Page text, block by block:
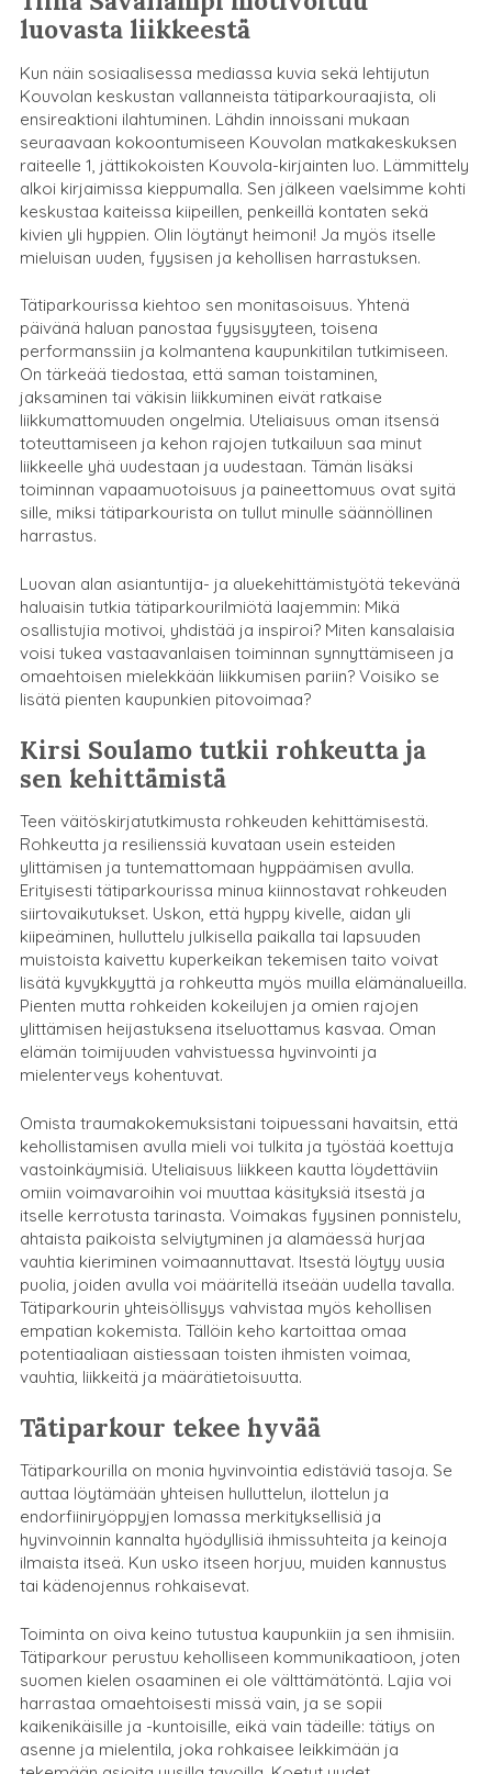
luovasta liikkeestä
Kun näin sosiaalisessa mediassa kuvia sekä lehtijutun
Kouvolan keskustan vallanneista tätiparkouraajista, oli
ensireaktioni ilahtuminen. Lähdin innoissani mukaan
seuraavaan kokoontumiseen Kouvolan matkakeskuksen
raiteelle 1, jättikokoisten Kouvola-kirjainten luo. Lämmittely
alkoi kirjaimissa kieppumalla. Sen jälkeen vaelsimme kohti
keskustaa kaiteissa kiipeillen, penkeillä kontaten sekä
kivien yli hyppien. Olin löytänyt heimoni! Ja myös itselle
mieluisan uuden, fyysisen ja kehollisen harrastuksen.
Tätiparkourissa kiehtoo sen monitasoisuus. Yhtenä
päivänä haluan panostaa fyysisyyteen, toisena
performanssiin ja kolmantena kaupunkitilan tutkimiseen.
On tärkeää tiedostaa, että saman toistaminen,
jaksaminen tai väkisin liikkuminen eivät ratkaise
liikkumattomuuden ongelmia. Uteliaisuus oman itsensä
toteuttamiseen ja kehon rajojen tutkailuun saa minut
liikkeelle yhä uudestaan ja uudestaan. Tämän lisäksi
toiminnan vapaamuotoisuus ja paineettomuus ovat syitä
sille, miksi tätiparkourista on tullut minulle säännöllinen
harrastus.
Luovan alan asiantuntija- ja aluekehittämistyötä tekevänä
haluaisin tutkia tätiparkourilmiötä laajemmin: Mikä
osallistujia motivoi, yhdistää ja inspiroi? Miten kansalaisia
voisi tukea vastaavanlaisen toiminnan synnyttämiseen ja
omaehtoisen mielekkään liikkumisen pariin? Voisiko se
lisätä pienten kaupunkien pitovoimaa?
Kirsi Soulamo tutkii rohkeutta ja
sen kehittämistä
Teen väitöskirjatutkimusta rohkeuden kehittämisestä.
Rohkeutta ja resilienssiä kuvataan usein esteiden
ylittämisen ja tuntemattomaan hyppäämisen avulla.
Erityisesti tätiparkourissa minua kiinnostavat rohkeuden
siirtovaikutukset. Uskon, että hyppy kivelle, aidan yli
kiipeäminen, hulluttelu julkisella paikalla tai lapsuuden
muistoista kaivettu kuperkeikan tekemisen taito voivat
lisätä kyvykkyyttä ja rohkeutta myös muilla elämänalueilla.
Pienten mutta rohkeiden kokeilujen ja omien rajojen
ylittämisen heijastuksena itseluottamus kasvaa. Oman
elämän toimijuuden vahvistuessa hyvinvointi ja
mielenterveys kohentuvat.
Omista traumakokemuksistani toipuessani havaitsin, että
kehollistamisen avulla mieli voi tulkita ja työstää koettuja
vastoinkäymisiä. Uteliaisuus liikkeen kautta löydettäviin
omiin voimavaroihin voi muuttaa käsityksiä itsestä ja
itselle kerrotusta tarinasta. Voimakas fyysinen ponnistelu,
ahtaista paikoista selviytyminen ja alamäessä hurjaa
vauhtia kieriminen voimaannuttavat. Itsestä löytyy uusia
puolia, joiden avulla voi määritellä itseään uudella tavalla.
Tätiparkourin yhteisöllisyys vahvistaa myös kehollisen
empatian kokemista. Tällöin keho kartoittaa omaa
potentiaaliaan aistiessaan toisten ihmisten voimaa,
vauhtia, liikkeitä ja määrätietoisuutta.
Tätiparkour tekee hyvää
Tätiparkourilla on monia hyvinvointia edistäviä tasoja. Se
auttaa löytämään yhteisen hulluttelun, ilottelun ja
endorfiiniryöppyjen lomassa merkityksellisiä ja
hyvinvoinnin kannalta hyödyllisiä ihmissuhteita ja keinoja
ilmaista itseä. Kun usko itseen horjuu, muiden kannustus
tai kädenojennus rohkaisevat.
Toiminta on oiva keino tutustua kaupunkiin ja sen ihmisiin.
Tätiparkour perustuu keholliseen kommunikaatioon, joten
suomen kielen osaaminen ei ole välttämätöntä. Lajia voi
harrastaa omaehtoisesti missä vain, ja se sopii
kaikenikäisille ja -kuntoisille, eikä vain tädeille: tätiys on
asenne ja mielentila, joka rohkaisee leikkimään ja